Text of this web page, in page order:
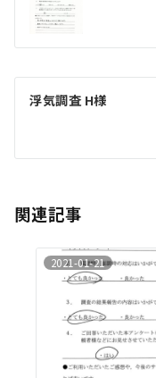
ゲ
ン
浮気調査 H様
関連記事
2021-01-21